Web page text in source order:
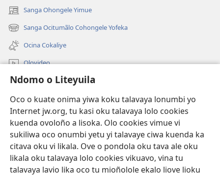
Ndomo o Liteyuila
Oco o kuate onima yiwa koku talavaya lonumbi yo
Internet jw.org, tu kasi oku talavaya lolo cookies
kuenda ovoloño a lisoka. Olo cookies vimue vi
sukiliwa oco onumbi yetu yi talavaye ciwa kuenda ka
citava oku vi likala. Ove o pondola oku tava ale oku
likala oku talavaya lolo cookies vikuavo, vina tu
talavaya lavio lika oco tu mioñolole ekalo liove lioku
Sanga Ohongele Yimue
(yikula
onjanela
yokaliye)
Sanga Ocitumãlo Cohongele Yofeka
(yikula
onjanela
yokaliye)
Ocina Cokaliye
Olovideo
Videos with Audio Descriptions
Sandiliya
Ekuatiso
Olombanjaile
(yikula
onjanela
yokaliye)OCISELEKO CALIVULU VO INTERNET Colombangi Via
Yehova™
(yikula